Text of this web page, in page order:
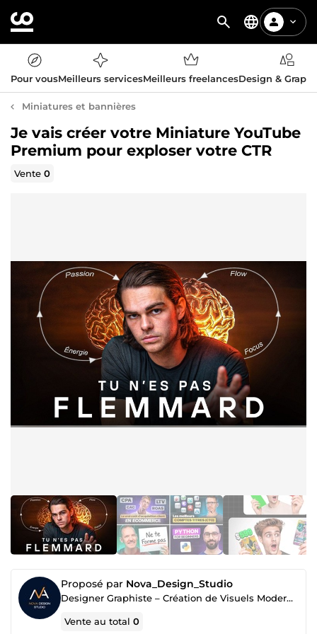
Pour vousMeilleurs servicesMeilleurs freelancesDesign &
Miniatures et bannières
Je vais créer votre Miniature YouTube
Premium pour exploser votre CTR
Vente0
Proposé par Nova_Design_Studio
Designer Graphiste – Création de Visuels Modernes & Identité Visuelle
Vente au total0